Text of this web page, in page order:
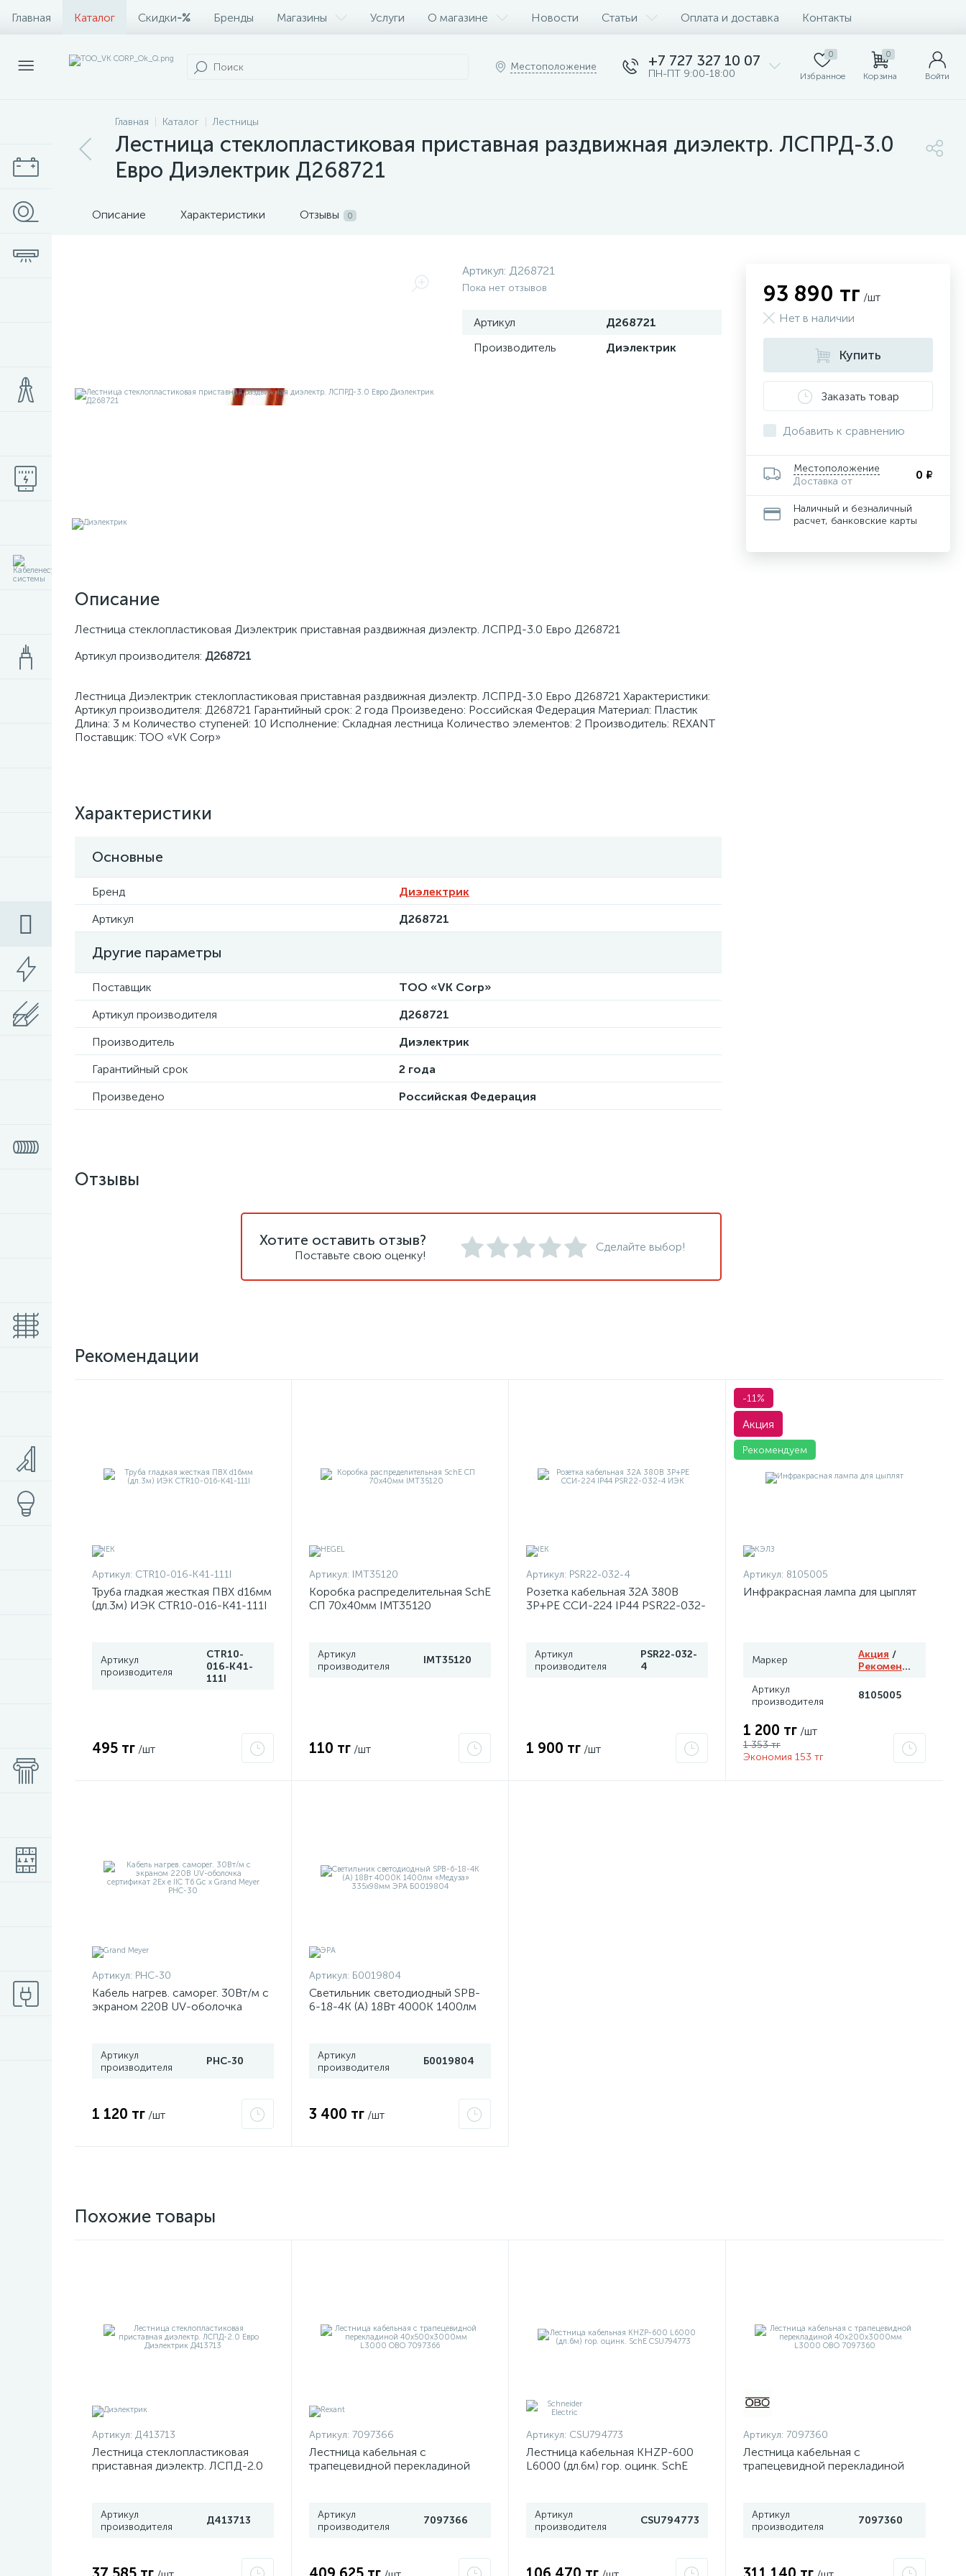
Главная Каталог Скидки-% Бренды Магазины Услуги О магазине Новости Статьи Оплата и доставка Контакты
Местоположение +7 727 327 10 07
ПН-ПТ 9:00-18:00
0
Избранное
0
Корзина Войти
Главная Каталог Лестницы
Лестница стеклопластиковая приставная раздвижная диэлектр. ЛСПРД-3.0
Евро Диэлектрик Д268721
Описание Характеристики Отзывы 0
Артикул: Д268721
Пока нет отзывов
Артикул
Д268721
Производитель
Диэлектрик
Описание
Лестница стеклопластиковая Диэлектрик приставная раздвижная диэлектр. ЛСПРД-3.0 Евро Д268721
Артикул производителя: Д268721
Лестница Диэлектрик стеклопластиковая приставная раздвижная диэлектр. ЛСПРД-3.0 Евро Д268721 Характеристики:
Артикул производителя: Д268721 Гарантийный срок: 2 года Произведено: Российская Федерация Материал: Пластик
Длина: 3 м Количество ступеней: 10 Исполнение: Складная лестница Количество элементов: 2 Производитель: REXANT
Поставщик: ТОО «VK Corp»
Характеристики
Основные
Бренд
Диэлектрик
Артикул
Д268721
Другие параметры
Поставщик
ТОО «VK Corp»
Артикул производителя
Д268721
Производитель
Диэлектрик
Гарантийный срок
2 года
Произведено
Российская Федерация
93 890 тг /шт
Нет в наличии
Купить
Заказать товар
Добавить к сравнению
Местоположение
Доставка от
0 ₽
Наличный и безналичный
расчет, банковские карты
Отзывы
Хотите оставить отзыв?
Поставьте свою оценку!
Сделайте выбор!
Рекомендации
Артикул: CTR10-016-K41-111I
Труба гладкая жесткая ПВХ d16мм
(дл.3м) ИЭК CTR10-016-K41-111I
Артикул
производителя
CTR10-
016-K41-
111I
495 тг /шт
Артикул: IMT35120
Коробка распределительная SchE
СП 70х40мм IMT35120
Артикул
производителя
IMT35120
110 тг /шт
Артикул: PSR22-032-4
Розетка кабельная 32А 380В
3P+PЕ ССИ-224 IP44 PSR22-032-
Артикул
производителя
PSR22-032-
4
1 900 тг /шт
-11%
Акция
Рекомендуем
Артикул: 8105005
Инфракрасная лампа для цыплят
Маркер Акция /
Рекомендуем
Артикул
производителя
8105005
1 200 тг /шт
1 353 тг
Экономия 153 тг
Артикул: PHC-30
Кабель нагрев. саморег. 30Вт/м с
экраном 220В UV-оболочка
Артикул
производителя
PHC-30
1 120 тг /шт
Артикул: Б0019804
Светильник светодиодный SPB-
6-18-4K (A) 18Вт 4000К 1400лм
Артикул
производителя
Б0019804
3 400 тг /шт
Похожие товары
Артикул: Д413713
Лестница стеклопластиковая
приставная диэлектр. ЛСПД-2.0
Артикул
производителя
Д413713
Артикул: 7097366
Лестница кабельная с
трапецевидной перекладиной
Артикул
производителя
7097366
Артикул: CSU794773
Лестница кабельная KHZP-600
L6000 (дл.6м) гор. оцинк. SchE
Артикул
производителя
CSU794773
Артикул: 7097360
Лестница кабельная с
трапецевидной перекладиной
Артикул
производителя
7097360